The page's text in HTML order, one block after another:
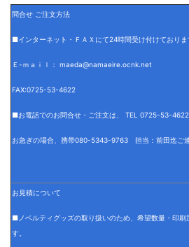
問合せ ご注文方法
■インターネット・ＦＡＸにて24時間受け付けておりま
Ｅ-ｍａｉｌ： maeda@namaeire.ocnk.net
FAX:0725-53-4622
■お電話でのお問合せ・ご注文は、 TEL 0725-53-
お急ぎの場合、携帯080-5343-9763 担当：前田迄ご連
お見積について
■ノベルティグッズの取り扱いのため、希望数量・印
す。